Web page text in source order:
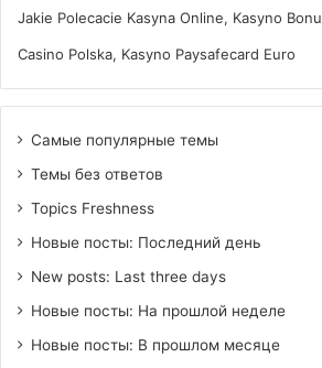
Jakie Polecacie Kasyna Online, Kasyno
Casino Polska, Kasyno Paysafecard Euro
Самые популярные темы
Темы без ответов
Topics Freshness
Новые посты: Последний день
New posts: Last three days
Новые посты: На прошлой неделе
Новые посты: В прошлом месяце